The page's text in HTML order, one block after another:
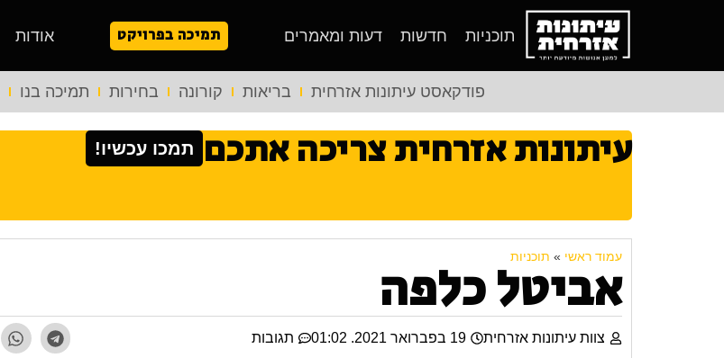
תוכניות חדשות דעות ומאמרים תמיכה בפרויקט אודות
פודקאסט עיתונות אזרחית בריאות קורונה בחירות תמיכה בנו
עיתונות אזרחית צריכה אתכם תמכו עכשיו!
עמוד ראשי » תוכניות
אביטל כלפה
צוות עיתונות אזרחית 19 בפברואר 2021. 01:02 תגובות